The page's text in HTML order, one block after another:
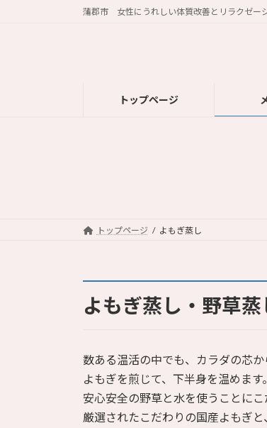
蒲郡市 女性にうれしい体質改善とリラクゼ
トップページ
トップページ よもぎ蒸し
よもぎ蒸し・野草蒸
数ある温活の中でも、カラダの芯か
よもぎを煎じて、下半身を温めます。
安心安全の野草と水を使うことにこ
厳選されたこだわりの国産よもぎ